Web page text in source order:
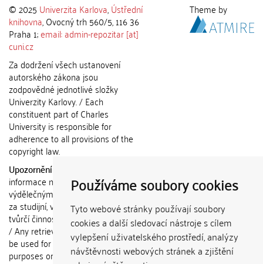
Používáme soubory cookies
Tyto webové stránky používají soubory
cookies a další sledovací nástroje s cílem
vylepšení uživatelského prostředí, analýzy
návštěvnosti webových stránek a zjištění
© 2025 Univerzita Karlova,Ústřední
knihovna, Ovocný trh 560/5, 116 36
Praha 1;email: admin-repozitar [at]
cuni.cz
Za dodržení všech ustanovení
autorského zákona jsou
zodpovědné jednotlivé složky
Univerzity Karlovy. / Each
constituent part of Charles
University is responsible for
adherence to all provisions of the
copyright law.
Upozornění / Notice:
informace nemohou být použity k
výdělečným účelům nebo vydávány
za studijní, vědeckou nebo jinou
tvůrčí činnost jiné osoby než autora.
/ Any retrieved information shall not
be used for any commercial
purposes or claimed as results of
Theme by